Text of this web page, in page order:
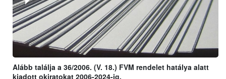
Alább találja a 36/2006. (V. 18.) FVM rendelet hatálya alatt
kiadott okiratokat 2006-2024-ig.